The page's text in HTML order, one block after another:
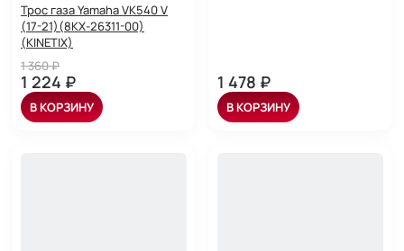
Трос газа Yamaha VK540 V
(17-21)(8KX-26311-00)
(KINETIX)
1 360 ₽
1 224 ₽
В КОРЗИНУ
1 478 ₽
В КОРЗИНУ